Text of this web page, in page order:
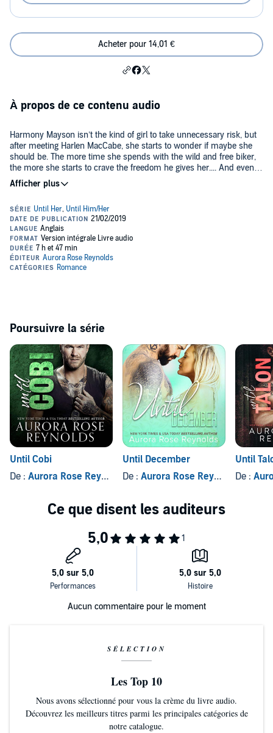
Acheter pour 14,01 €
À propos de ce contenu audio
Harmony Mayson isn’t the kind of girl to take unnecessary risk, but
after meeting Harlen MacCabe, she starts to wonder if maybe she
should be. The more time she spends with the wild and free biker,
the more she starts to crave the freedom he gives her.... And even
more, she starts to crave him.
at an early age to a robbery gone bad, he knows how precious life is,
and he’s determined to get as much out of it as he can. When he
runs into the beautiful Harmony and finds out she’s moving to town,
he knows it’s time to take his shot.
She thinks he only wants to be friends, but she couldn’t be more
wrong. What Harmony and Harlen don’t know is that their time
Poursuivre la série
Until Cobi
De : Aurora Rose Reynolds
Until December
De : Aurora Rose Reynolds
Until
De :
Aucun commentaire pour le moment
SÉLECTION
Les Top 10
Nous avons sélectionné pour vous la crème du livre audio.
Découvrez les meilleurs titres parmi les principales catégories de
notre catalogue.